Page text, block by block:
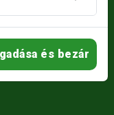
és bezár